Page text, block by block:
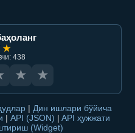
★
438
★ ★
| Дин ишлари бўйича
| API (JSON) | API ҳужжати
(Widget)